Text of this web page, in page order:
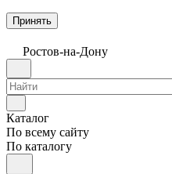
Принять
Ростов-на-Дону
Каталог
По всему сайту
По каталогу